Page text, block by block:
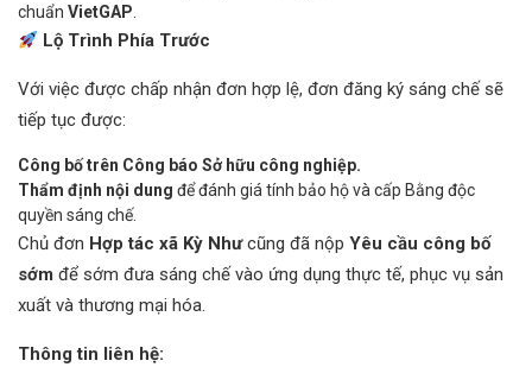
chuẩn VietGAP
Lộ Trình Phía Trước
Với việc được chấp nhận đơn hợp lệ, đơn đăng ký sáng chế sẽ
tiếp tục được:
Công bố trên Công báo Sở hữu công nghiệp.
Thẩm định nội dung để đánh giá tính bảo hộ và cấp Bằng độc
quyền sáng chế.
Chủ đơn Hợp tác xã Kỳ Nhưcũng đã nộp Yêu cầu công bố
sớm để sớm đưa sáng chế vào ứng dụng thực tế, phục vụ sản
xuất và thương mại hóa.
Thông tin liên hệ: